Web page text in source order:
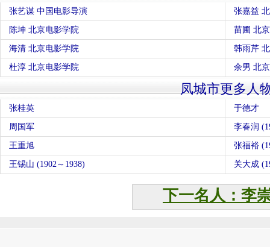
张艺谋 中国电影导演 张嘉益
陈坤 北京电影学院 苗圃 北
海清 北京电影学院 韩雨芹
杜淳 北京电影学院 余男 北
凤城市更多人
张桂英 于德才
周国军 李春润
王重旭 张福裕
王锡山 (1902～1938) 关大成
下一名人：李